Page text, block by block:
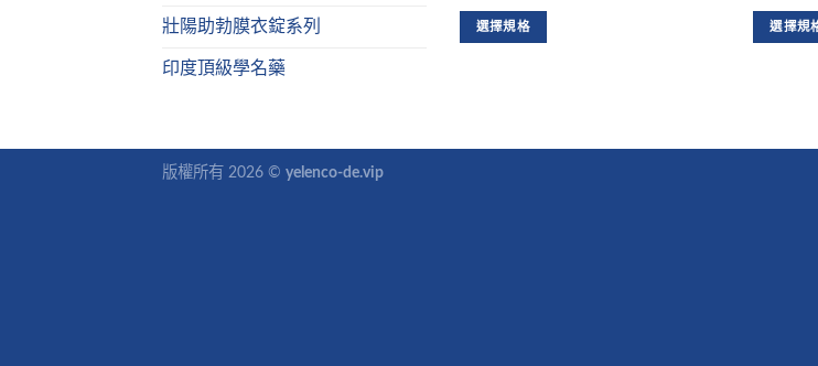
壯陽助勃膜衣錠系列
印度頂級學名藥
選擇規格 選擇規
版權所有 2026 © yelenco-de.vip